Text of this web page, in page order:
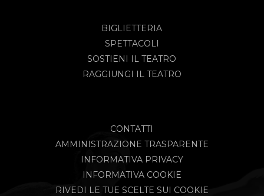
BIGLIETTERIA
SPETTACOLI
SOSTIENI IL TEATRO
RAGGIUNGI IL TEATRO
CONTATTI
AMMINISTRAZIONE TRASPARENTE
INFORMATIVA PRIVACY
INFORMATIVA COOKIE
RIVEDI LE TUE SCELTE SUI COOKIE